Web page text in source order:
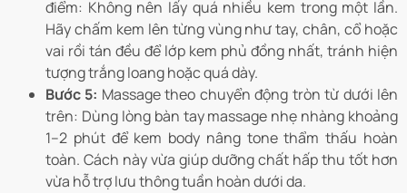
điểm: Không nên lấy quá nhiều kem trong một lần.
Hãy chấm kem lên từng vùng như tay, chân, cổ hoặc
vai rồi tán đều để lớp kem phủ đồng nhất, tránh hiện
tượng trắng loang hoặc quá dày.
Bước 5: Massage theo chuyển động tròn từ dưới lên
trên: Dùng lòng bàn tay massage nhẹ nhàng khoảng
1–2 phút để kem body nâng tone thẩm thấu hoàn
toàn. Cách này vừa giúp dưỡng chất hấp thu tốt hơn
vừa hỗ trợ lưu thông tuần hoàn dưới da.